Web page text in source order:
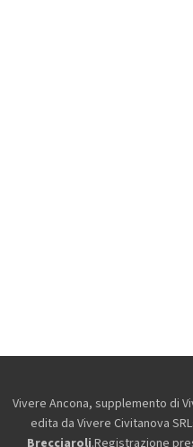
Vivere Ancona, supplemento di
edita da Vivere Civitanova
Brecciaroli.Registrazione